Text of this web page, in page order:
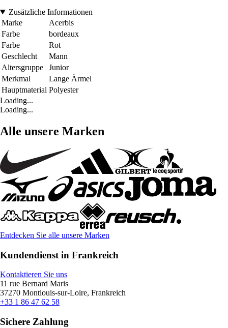
Zusätzliche Informationen
Marke
Acerbis
Farbe
bordeaux
Farbe
Rot
Geschlecht
Mann
Altersgruppe
Junior
Merkmal
Lange Ärmel
Hauptmaterial Polyester
Loading...
Loading...
Alle unsere Marken
Entdecken Sie alle unsere Marken
Kundendienst in Frankreich
Kontaktieren Sie uns
11 rue Bernard Maris
37270 Montlouis-sur-Loire, Frankreich
+33 1 86 47 62 58
Sichere Zahlung